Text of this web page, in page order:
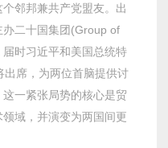
邻邦兼共产党盟友。出
二十国集团(Group of
时习近平和美国总统特
席，为两位首脑提供讨
一紧张局势的核心是贸
域，并演变为两国间更